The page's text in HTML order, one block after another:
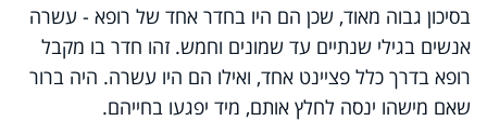
בסיכון גבוה מאוד, שכן הם היו בחדר אחד של רופא - עשרה
אנשים בגילי שנתיים עד שמונים וחמש. זהו חדר בו מקבל
רופא בדרך כלל פציינט אחד, ואילו הם היו עשרה. היה ברור
שאם מישהו ינסה לחלץ אותם, מיד יפגעו בחייהם.